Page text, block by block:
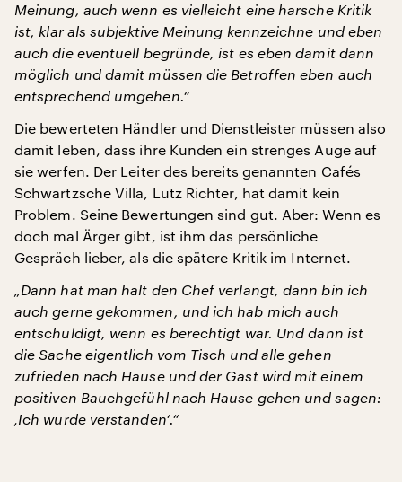
Meinung, auch wenn es vielleicht eine harsche Kritik
ist, klar als subjektive Meinung kennzeichne und eben
auch die eventuell begründe, ist es eben damit dann
möglich und damit müssen die Betroffen eben auch
entsprechend umgehen.“
Die bewerteten Händler und Dienstleister müssen also
damit leben, dass ihre Kunden ein strenges Auge auf
sie werfen. Der Leiter des bereits genannten Cafés
Schwartzsche Villa, Lutz Richter, hat damit kein
Problem. Seine Bewertungen sind gut. Aber: Wenn es
doch mal Ärger gibt, ist ihm das persönliche
Gespräch lieber, als die spätere Kritik im Internet.
„Dann hat man halt den Chef verlangt, dann bin ich
auch gerne gekommen, und ich hab mich auch
entschuldigt, wenn es berechtigt war. Und dann ist
die Sache eigentlich vom Tisch und alle gehen
zufrieden nach Hause und der Gast wird mit einem
positiven Bauchgefühl nach Hause gehen und sagen:
‚Ich wurde verstanden‘.“